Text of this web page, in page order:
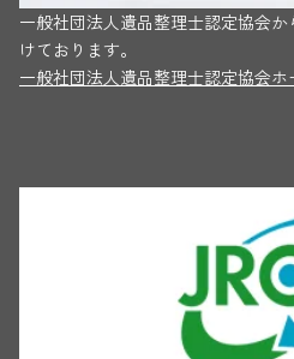
一般社団法人遺品整理士認定協会
けております。
一般社団法人遺品整理士認定協会ホ